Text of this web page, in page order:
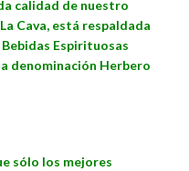
calidad de nuestro
Cava, está respaldada
Espirituosas
denominación Herbero
sólo los mejores